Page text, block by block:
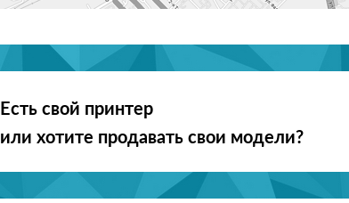
Есть свой принтер
или хотите продавать свои модели?